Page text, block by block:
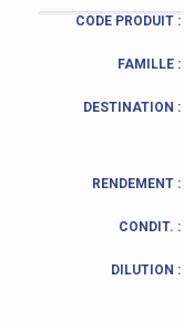
CODE PRODUIT :
FAMILLE :
DESTINATION :
RENDEMENT :
CONDIT. :
DILUTION :